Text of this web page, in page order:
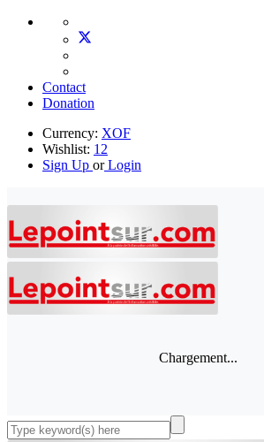
Contact
Donation
Currency: XOF
Wishlist: 12
Sign Up orLogin
Chargement...